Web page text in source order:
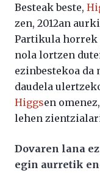
Besteak beste,
zen, 2012an
Partikula horrek
nola lortzen
ezinbestekoa da
daudela
Higgsen
lehen
Dovaren lana
egin aurretik